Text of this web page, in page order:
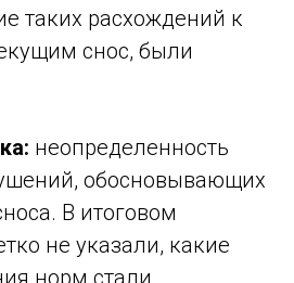
таких расхождений к
снос, были
неопределенность
обосновывающих
В итоговом
не указали, какие
норм стали